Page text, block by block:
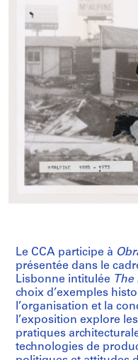
Le CCA participe à
présentée dans le
Lisbonne intitulée
choix d’exemples
l’organisation et la
l’exposition explore
pratiques
technologies de